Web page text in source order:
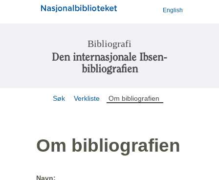
English
Bibliografi
Den internasjonale Ibsen-
bibliografien
Søk Verkliste Om bibliografien
Om bibliografien
Navn: